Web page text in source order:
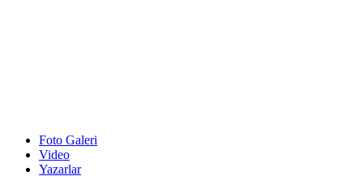
Foto Galeri
Video
Yazarlar